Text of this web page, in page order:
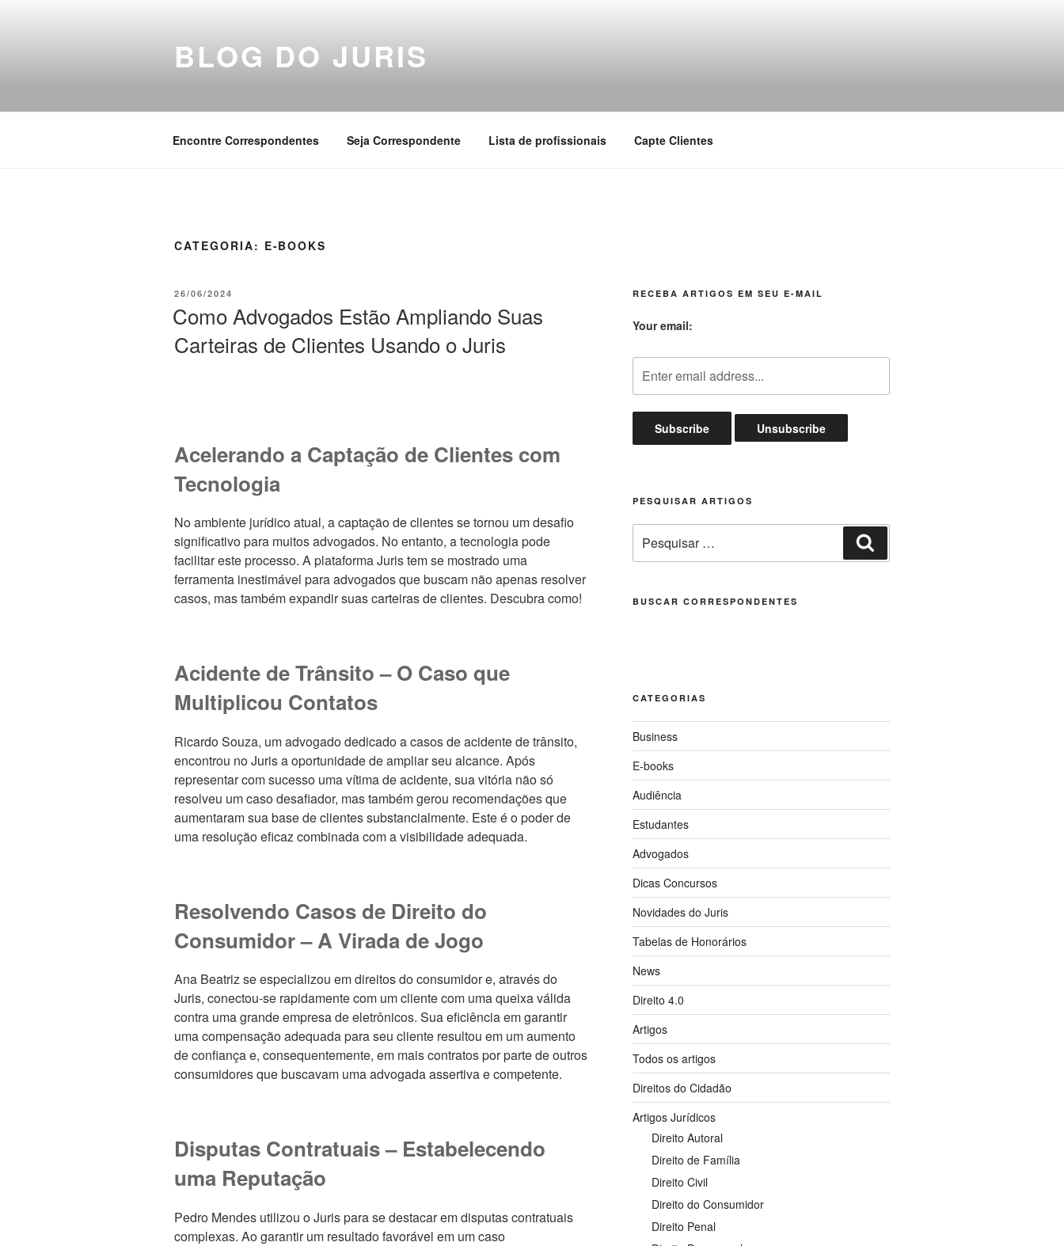
BLOG DO JURIS
Encontre Correspondentes Seja Correspondente Lista de profissionais Capte Clientes
CATEGORIA: E-BOOKS
PUBLICADO
26/06/2024
Como Advogados Estão Ampliando Suas
Carteiras de Clientes Usando o Juris
Acelerando a Captação de Clientes com
Tecnologia
No ambiente jurídico atual, a captação de clientes se tornou um desafio
significativo para muitos advogados. No entanto, a tecnologia pode
facilitar este processo. A plataforma Juris tem se mostrado uma
ferramenta inestimável para advogados que buscam não apenas resolver
casos, mas também expandir suas carteiras de clientes. Descubra como!
Acidente de Trânsito – O Caso que
Multiplicou Contatos
Ricardo Souza, um advogado dedicado a casos de acidente de trânsito,
encontrou no Juris a oportunidade de ampliar seu alcance. Após
representar com sucesso uma vítima de acidente, sua vitória não só
resolveu um caso desafiador, mas também gerou recomendações que
aumentaram sua base de clientes substancialmente. Este é o poder de
uma resolução eficaz combinada com a visibilidade adequada.
Resolvendo Casos de Direito do
Consumidor – A Virada de Jogo
Ana Beatriz se especializou em direitos do consumidor e, através do
Juris, conectou-se rapidamente com um cliente com uma queixa válida
contra uma grande empresa de eletrônicos. Sua eficiência em garantir
uma compensação adequada para seu cliente resultou em um aumento
de confiança e, consequentemente, em mais contratos por parte de outros
consumidores que buscavam uma advogada assertiva e competente.
Disputas Contratuais – Estabelecendo
uma Reputação
Pedro Mendes utilizou o Juris para se destacar em disputas contratuais
complexas. Ao garantir um resultado favorável em um caso
RECEBA ARTIGOS EM SEU E-MAIL
Your email:
PESQUISAR ARTIGOS
por:
BUSCAR CORRESPONDENTES
CATEGORIAS
Business
E-books
Audiência
Estudantes
Advogados
Dicas Concursos
Novidades do Juris
Tabelas de Honorários
News
Direito 4.0
Artigos
Todos os artigos
Direitos do Cidadão
Artigos Jurídicos
Direito Autoral
Direito de Família
Direito Civil
Direito do Consumidor
Direito Penal